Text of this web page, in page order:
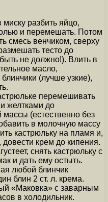
миску разбить яйцо,
и перемешать. Потом
смесь венчиком, сверху
тесто до
не должно!). Влить в
масло,
(лучше узкие),
перемешивать
желтками до
(естественно без
в молочную массу
кастрюльку на пламя и,
крем до кипения.
снять кастрюльку с
и дать ему остыть.
любой блинчик
блин 2 ст. л. крема.
«Маковка» с заварным
в холодильник.